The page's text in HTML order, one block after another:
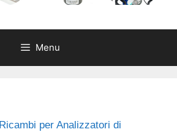
Menu
Ricambi per Analizzatori di